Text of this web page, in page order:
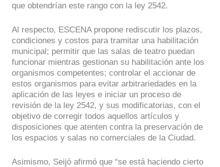
que obtendrían este rango con la ley 2542.
Al respecto, ESCENA propone rediscutir los plazos,
condiciones y costos para tramitar una habilitación
municipal; permitir que las salas de teatro puedan
funcionar mientras gestionan su habilitación ante los
organismos competentes; controlar el accionar de
estos organismos para evitar arbitrariedades en la
aplicación de las leyes e iniciar un proceso de
revisión de la ley 2542, y sus modificatorias, con el
objetivo de corregir todos aquellos artículos y
disposiciones que atenten contra la preservación de
los espacios y salas no comerciales de la Ciudad.
Asimismo, Seijó afirmó que “se está haciendo cierto